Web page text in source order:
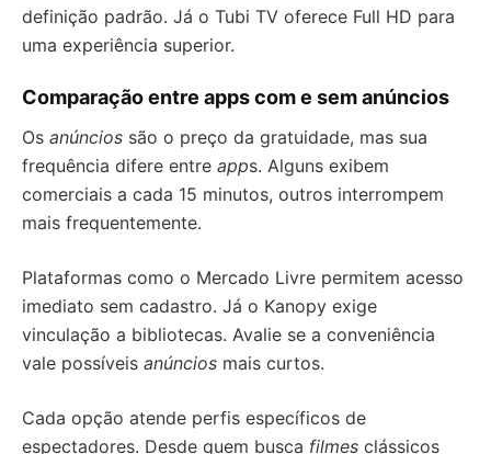
definição padrão. Já o Tubi TV oferece Full HD para
uma experiência superior.
Comparação entre apps com e sem anúncios
Os anúncios são o preço da gratuidade, mas sua
frequência difere entre apps. Alguns exibem
comerciais a cada 15 minutos, outros interrompem
mais frequentemente.
Plataformas como o Mercado Livre permitem acesso
imediato sem cadastro. Já o Kanopy exige
vinculação a bibliotecas. Avalie se a conveniência
vale possíveis anúncios mais curtos.
Cada opção atende perfis específicos de
espectadores. Desde quem busca filmes clássicos